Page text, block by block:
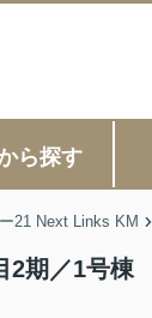
ら探す
21 Next Links KM
2期／1号棟